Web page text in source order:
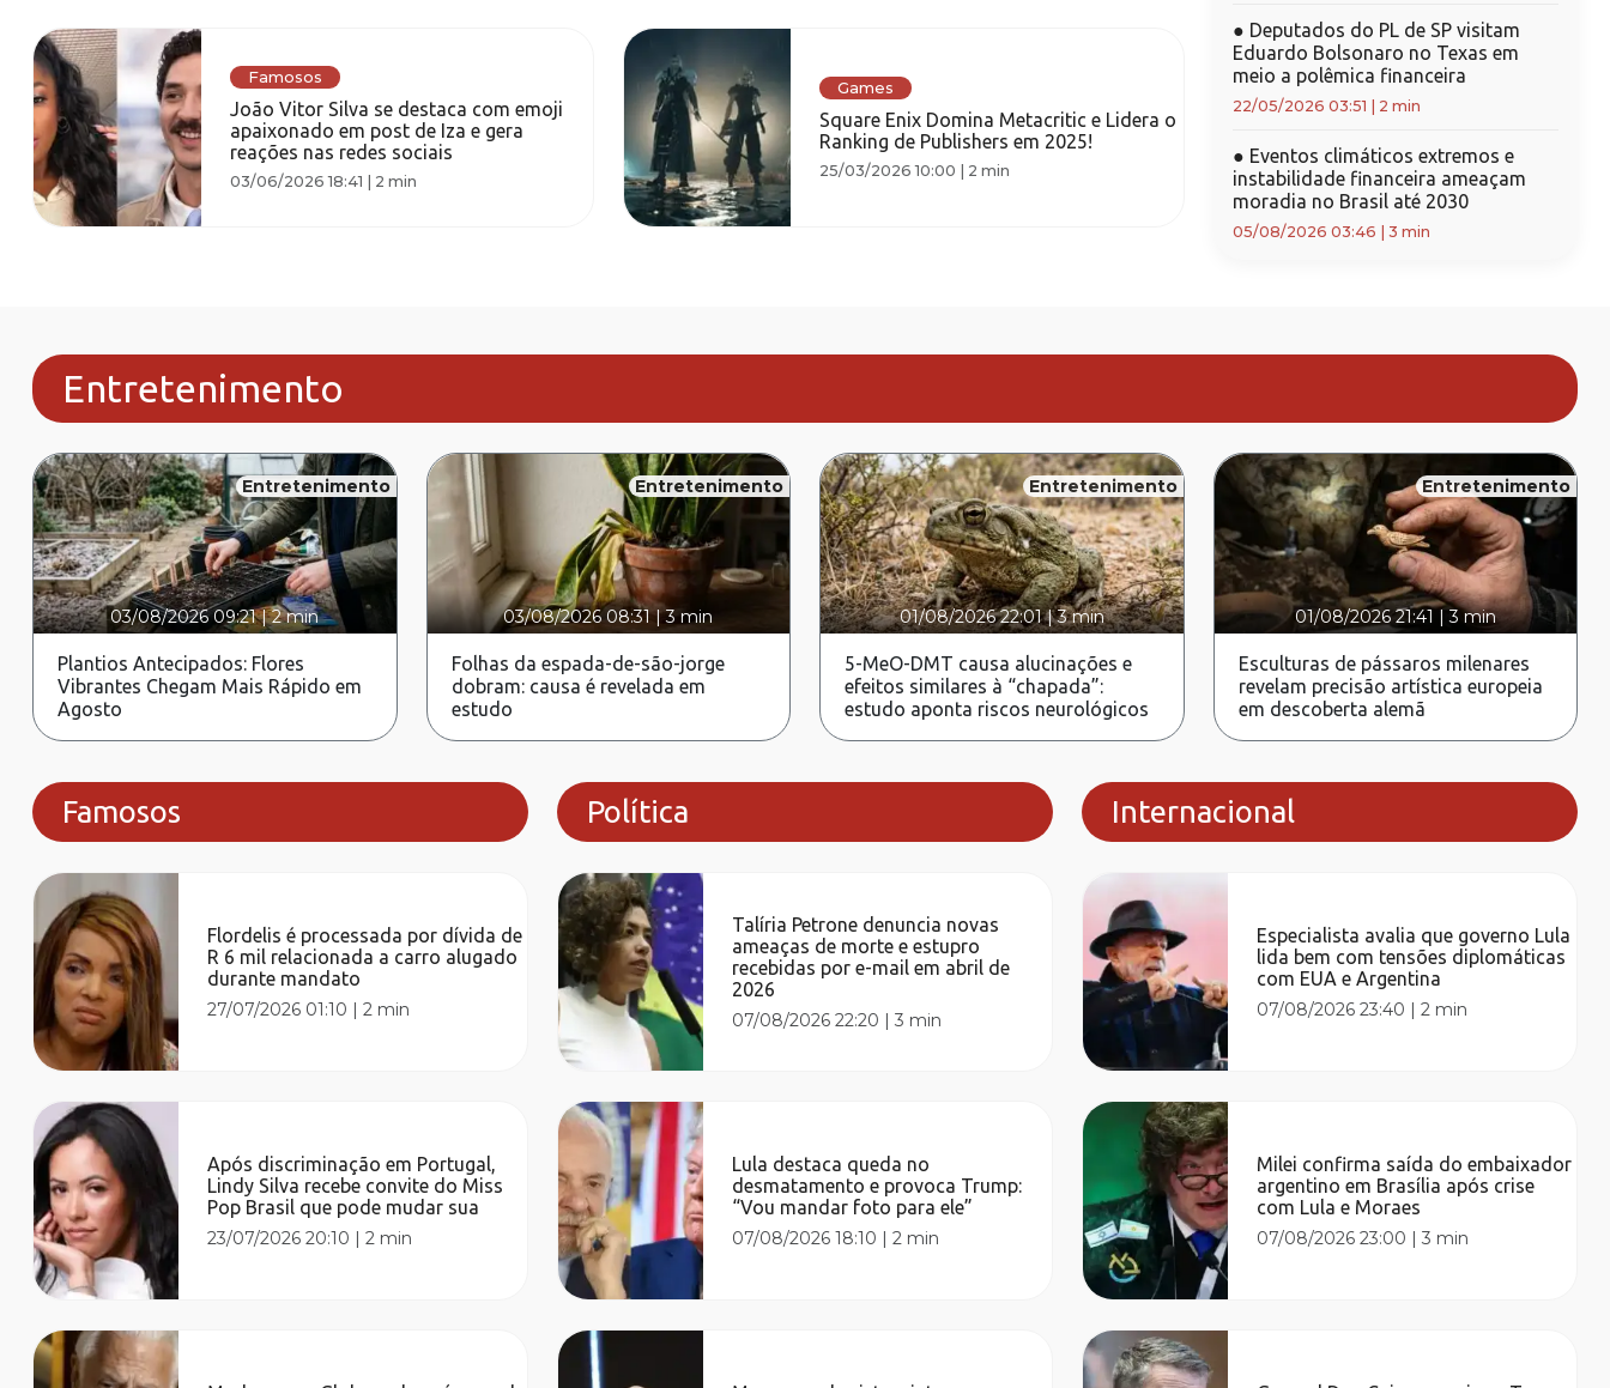
Famosos
João Vitor Silva se destaca com emoji
apaixonado em post de Iza e gera
reações nas redes sociais
03/06/2026 18:41 | 2 min
Games
Square Enix Domina Metacritic e Lidera o
Ranking de Publishers em 2025!
25/03/2026 10:00 | 2 min
● Deputados do PL de SP visitam
Eduardo Bolsonaro no Texas em
meio a polêmica financeira
22/05/2026 03:51 2 min
● Eventos climáticos extremos e
instabilidade financeira ameaçam
moradia no Brasil até 2030
05/08/2026 03:46 3 min
Entretenimento
Entretenimento
03/08/2026 09:21|2 min
Plantios Antecipados: Flores
Vibrantes Chegam Mais Rápido em
Agosto
Entretenimento
03/08/2026 08:31|3 min
Folhas da espada-de-são-jorge
dobram: causa é revelada em
estudo
Entretenimento
01/08/2026 22:01|3 min
5-MeO-DMT causa alucinações e
efeitos similares à “chapada”:
estudo aponta riscos neurológicos
Entretenimento
01/08/2026 21:41 |3 min
Esculturas de pássaros milenares
revelam precisão artística europeia
em descoberta alemã
Famosos
Flordelis é processada por dívida de
R 6 mil relacionada a carro alugado
durante mandato
27/07/2026 01:10 |2 min
Após discriminação em Portugal,
Lindy Silva recebe convite do Miss
Pop Brasil que pode mudar sua
23/07/2026 20:10 |2 min
Política
Talíria Petrone denuncia novas
ameaças de morte e estupro
recebidas por e-mail em abril de
2026
07/08/2026 22:20 |3 min
Lula destaca queda no
desmatamento e provoca Trump:
“Vou mandar foto para ele”
07/08/2026 18:10 |2 min
Internacional
Especialista avalia que governo Lula
lida bem com tensões diplomáticas
com EUA e Argentina
07/08/2026 23:40 |2 min
Milei confirma saída do embaixador
argentino em Brasília após crise
com Lula e Moraes
07/08/2026 23:00 |3 min